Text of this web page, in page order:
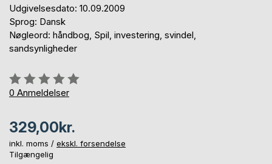
Udgivelsesdato: 10.09.2009
Sprog: Dansk
Nøgleord: håndbog, Spil, investering, svindel,
sandsynligheder
Anmeldelse::
0%
0 Anmeldelser
329,00kr.
inkl. moms / ekskl. forsendelse
Tilgængelig